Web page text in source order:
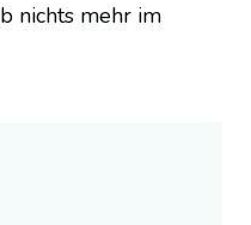
nichts mehr im